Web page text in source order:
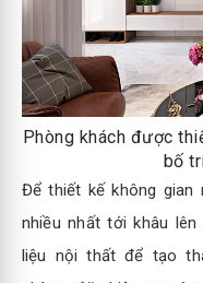
Phòng khách được
bố
Để thiết kế không gian
nhiều nhất tới khâu
liệu nội thất để tạo